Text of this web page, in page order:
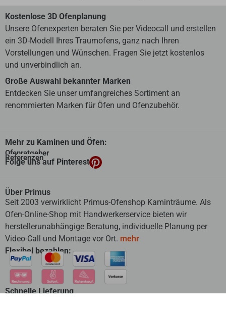
Kostenlose 3D Ofenplanung
Unsere Ofenexperten beraten Sie per Videocall und erstellen
ein 3D-Modell Ihres Traumofens, ganz nach Ihren
Vorstellungen und Wünschen. Fragen Sie jetzt kostenlos
und unverbindlich an.
Große Auswahl bekannter Marken
Entdecken Sie unser umfangreiches Sortiment an
renommierten Marken für Öfen und Ofenzubehör.
Mehr zu Kaminen und Öfen:
Ofenratgeber
Referenzen
Folge uns auf Pinterest
Über Primus
Seit 2003 verwirklicht Primus-Ofenshop Kaminträume. Als
Ofen-Online-Shop mit Handwerkerservice bieten wir
herstellerunabhängige Beratung, individuelle Planung per
Video-Call und Montage vor Ort. mehr
Flexibel bezahlen:
Schnelle Lieferung